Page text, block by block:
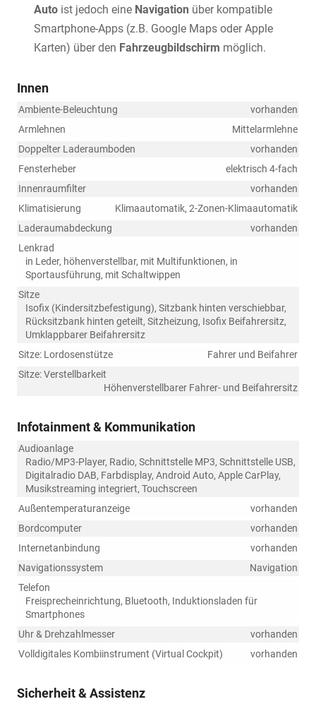
Auto ist jedoch eine Navigation über kompatible
Smartphone-Apps (z.B. Google Maps oder Apple
Karten) über den Fahrzeugbildschirm möglich.
Innen
Ambiente-Beleuchtung
vorhanden
Armlehnen
Mittelarmlehne
Doppelter Laderaumboden
vorhanden
Fensterheber
elektrisch 4-fach
Innenraumfilter
vorhanden
Klimatisierung
Klimaautomatik, 2-Zonen-Klimaautomatik
Laderaumabdeckung
vorhanden
Lenkrad
in Leder, höhenverstellbar, mit Multifunktionen, in
Sportausführung, mit Schaltwippen
Sitze
Isofix (Kindersitzbefestigung), Sitzbank hinten verschiebbar,
Rücksitzbank hinten geteilt, Sitzheizung, Isofix Beifahrersitz,
Umklappbarer Beifahrersitz
Sitze: Lordosenstütze
Fahrer und Beifahrer
Sitze: Verstellbarkeit
Höhenverstellbarer Fahrer- und Beifahrersitz
Infotainment & Kommunikation
Audioanlage
Radio/MP3-Player, Radio, Schnittstelle MP3, Schnittstelle USB,
Digitalradio DAB, Farbdisplay, Android Auto, Apple CarPlay,
Musikstreaming integriert, Touchscreen
Außentemperaturanzeige
vorhanden
Bordcomputer
vorhanden
Internetanbindung
vorhanden
Navigationssystem
Navigation
Telefon
Freisprecheinrichtung, Bluetooth, Induktionsladen für
Smartphones
Uhr & Drehzahlmesser
vorhanden
Volldigitales Kombiinstrument (Virtual Cockpit)
vorhanden
Sicherheit & Assistenz